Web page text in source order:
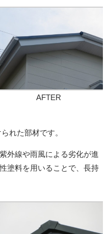
AFTER
れた部材です。
外線や雨風による劣化が進
塗料を用いることで、長持